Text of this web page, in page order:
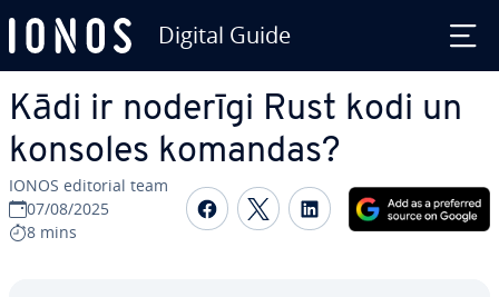
Digital Guide
Kādi ir noderīgi Rust kodi un
konsoles komandas?
IONOS editorial team
07/08/2025
8 mins
Share on Facebook
Share on Twitter
Share on